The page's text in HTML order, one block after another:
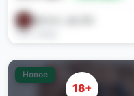
3 дн. назад
Новое
18+